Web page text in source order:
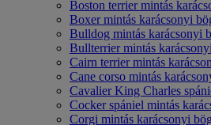
Boston terrier mintás
Boxer mintás karácsonyi
Bulldog mintás karácsonyi
Bullterrier mintás
Cairn terrier mintás
Cane corso mintás
Cavalier King Charles
Cocker spániel mintás
Corgi mintás karácsonyi